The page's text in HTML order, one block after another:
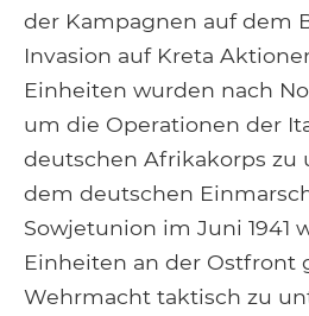
der Kampagnen auf dem
Invasion auf Kreta
Einheiten wurden nach
um die Operationen der
deutschen Afrikakorps zu
dem deutschen
Sowjetunion im Juni 1941
Einheiten an der Ostfront
Wehrmacht taktisch zu